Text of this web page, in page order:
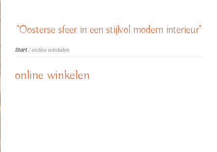
"Oosterse sfeer in een stijlvol modern interieur"
Start/ online winkelen
online winkelen